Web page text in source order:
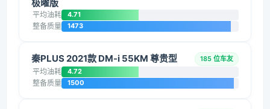
极曜版
平均油耗 4.71
整备质量 1473
秦PLUS 2021款 DM-i 55KM 尊贵型 185 位车友
平均油耗 4.72
整备质量 1500